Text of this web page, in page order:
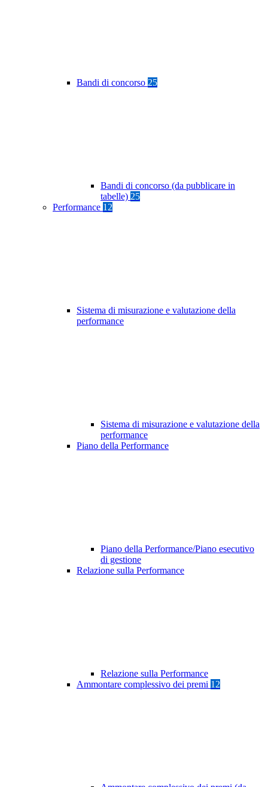
Bandi di concorso 25
Bandi di concorso (da pubblicare in
tabelle) 25
Performance 12
Sistema di misurazione e valutazione della
performance
Sistema di misurazione e valutazione della
performance
Piano della Performance
Piano della Performance/Piano esecutivo
di gestione
Relazione sulla Performance
Relazione sulla Performance
Ammontare complessivo dei premi 12